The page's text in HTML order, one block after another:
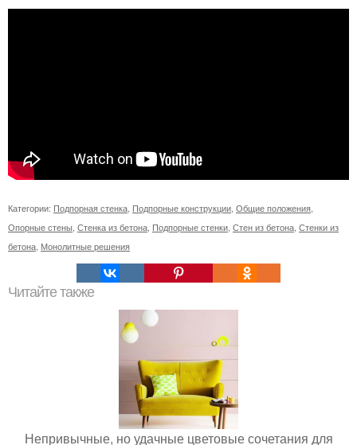
Категории: Подпорная стенка Подпорные конструкции Общие положения
Опорные стены Стенка из бетона Подпорные стенки Стен из бетона Стенки из
бетона Монолитные решения
Читайте также
Непривычные, но удачные цветовые сочетания для